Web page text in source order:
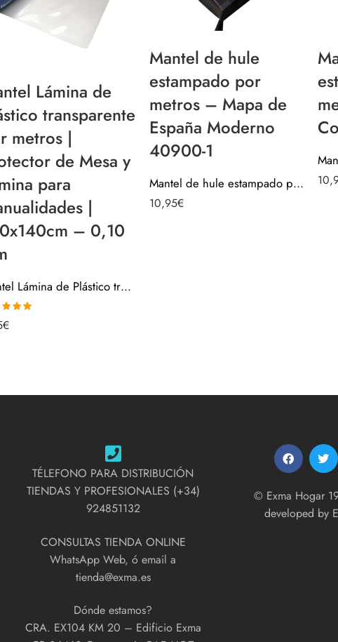
Lámina de
transparente
metros |
de Mesa y
para
|
– 0,10
Mantel Lámina de Plástico transparente por metros | Protector de Mesa y Lámina para Manualidades | 100x140cm – 0,10 mm
con
5
€
Mantel de hule
estampado por
metros – Mapa de
España Moderno
40900-1
Mantel de hule estampado por metros – Mapa de España Moderno 40900-1
10,95€
TÉLEFONO PARA DISTRIBUCIÓN
TIENDAS Y PROFESIONALES (+34)
924851132
CONSULTAS TIENDA ONLINE
WhatsApp Web, ó email a
tienda@exma.es
Dónde estamos?
CRA. EX104 KM 20 – Edificio Exma
© Exma Hogar
developed by